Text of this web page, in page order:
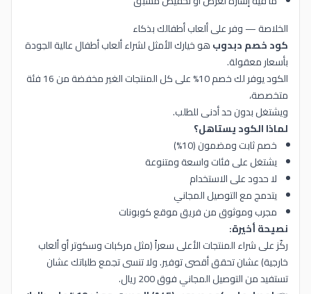
الخلاصة — وفر على ألعاب أطفالك بذكاء
كود خصم دبدوبهو خيارك الأمثل لشراء ألعاب أطفال عالية الجودة
بأسعار معقولة.
الكود يوفر لك خصم 10% على كل المنتجات الغير مخفضة من 16 فئة
متخصصة،
ويشتغل بدون حد أدنى للطلب.
لماذا الكود يستاهل؟
خصم ثابت ومضمون (10%)
يشتغل على فئات واسعة ومتنوعة
لا حدود على الاستخدام
يتدمج مع التوصيل المجاني
مجرب وموثوق من فريق موقع كوبونات
نصيحة أخيرة:
ركّز على شراء المنتجات الأعلى سعراً (مثل مركبات وسكوتر أو ألعاب
خارجية) عشان تحقق أقصى توفير. ولا تنسى تجمع طلباتك عشان
تستفيد من التوصيل المجاني فوق 200 ريال.